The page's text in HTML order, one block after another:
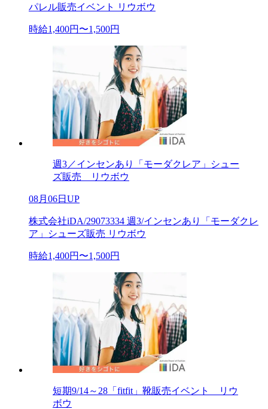
パレル販売イベント リウボウ
時給1,400円〜1,500円
週3／インセンあり「モーダクレア」シュー
ズ販売 リウボウ
08月06日UP
株式会社iDA/29073334 週3/インセンあり「モーダクレ
ア」シューズ販売 リウボウ
時給1,400円〜1,500円
短期9/14～28「fitfit」靴販売イベント リウ
ボウ